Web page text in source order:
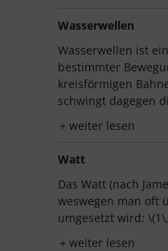
Wasserwellen
Wasserwellen ist
bestimmter
kreisförmigen
schwingt dagegen
weiter lesen
Watt
Das Watt (nach
weswegen man oft
umgesetzt wird:
weiter lesen